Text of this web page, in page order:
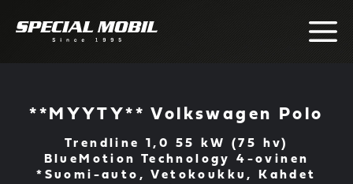
**MYYTY** Volkswagen Polo
Trendline 1,0 55 kW (75 hv)
BlueMotion Technology 4-ovinen
*Suomi-auto, Vetokoukku, Kahdet